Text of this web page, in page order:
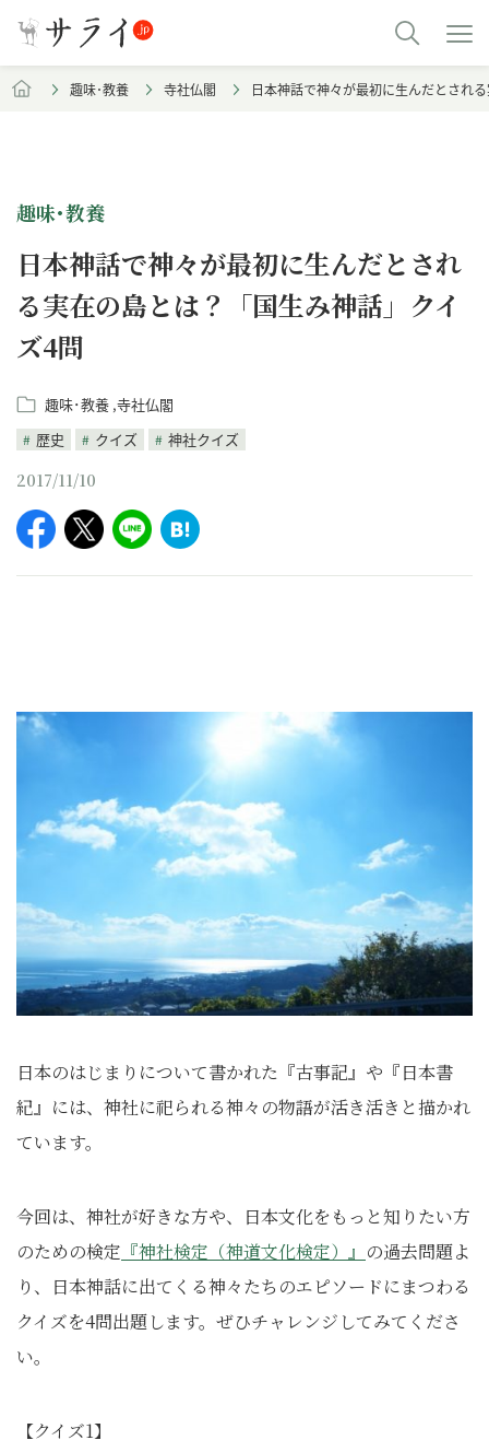
趣味･教養 寺社仏閣 日本神話で神々が最初に生んだとされ
趣味･教養
日本神話で神々が最初に生んだとされ
る実在の島とは？「国生み神話」クイ
ズ4問
趣味･教養 寺社仏閣
歴史
クイズ 神社クイズ
2017/11/10
日本のはじまりについて書かれた『古事記』や『日本書
紀』には、神社に祀られる神々の物語が活き活きと描かれ
ています。
今回は、神社が好きな方や、日本文化をもっと知りたい方
のための検定 『神社検定（神道文化検定）』 の過去問題よ
り、日本神話に出てくる神々たちのエピソードにまつわる
クイズを4問出題します。ぜひチャレンジしてみてくださ
い。
【クイズ1】